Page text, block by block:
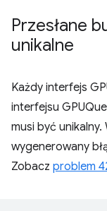
Przesłane
unikalne
Każdy interfejs
interfejsu
musi być
wygenerowany
Zobacz problem